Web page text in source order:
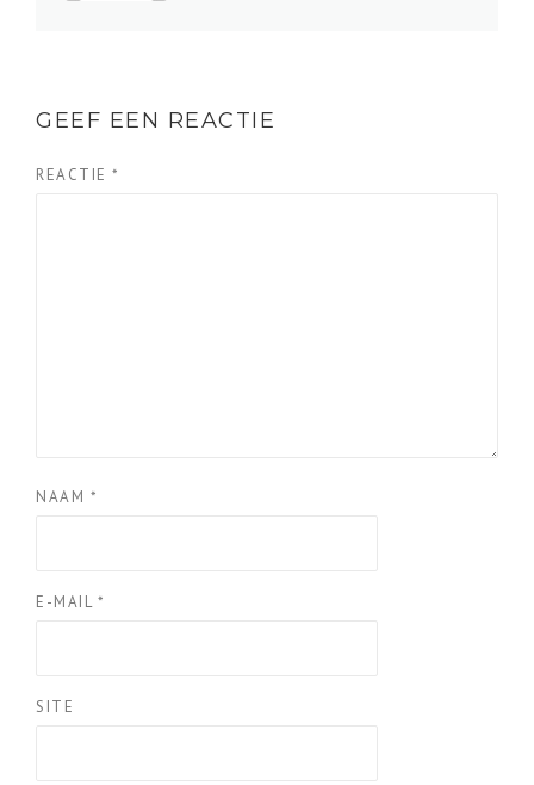
GEEF EEN REACTIE
REACTIE *
NAAM *
E-MAIL *
SITE